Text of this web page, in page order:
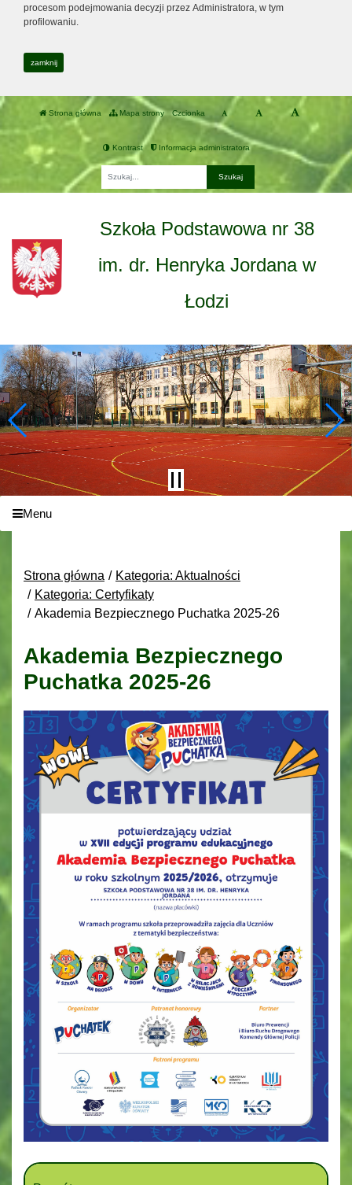
procesom podejmowania decyzji przez Administratora, w tym
profilowaniu.
zamknij
Strona główna Mapa strony Czcionka
Kontrast Informacja administratora
Szkoła Podstawowa nr 38
im. dr. Henryka Jordana w
Łodzi
Menu
Strona główna
Kategoria: Aktualności
Kategoria: Certyfikaty
Akademia Bezpiecznego Puchatka 2025-26
Akademia Bezpiecznego
Puchatka 2025-26